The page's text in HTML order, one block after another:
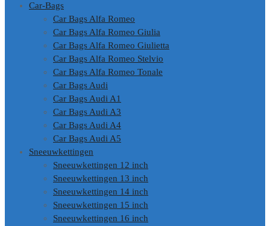
Car-Bags
Car Bags Alfa Romeo
Car Bags Alfa Romeo Giulia
Car Bags Alfa Romeo Giulietta
Car Bags Alfa Romeo Stelvio
Car Bags Alfa Romeo Tonale
Car Bags Audi
Car Bags Audi A1
Car Bags Audi A3
Car Bags Audi A4
Car Bags Audi A5
Sneeuwkettingen
Sneeuwkettingen 12 inch
Sneeuwkettingen 13 inch
Sneeuwkettingen 14 inch
Sneeuwkettingen 15 inch
Sneeuwkettingen 16 inch